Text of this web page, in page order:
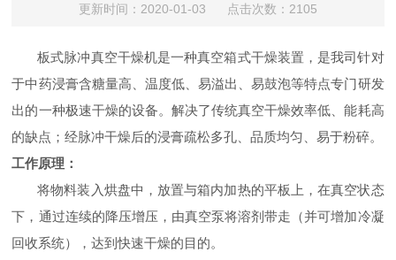
更新时间：2020-01-03 点击次数：2105
板式脉冲真空干燥机是一种真空箱式干燥装置，是我司针对
于中药浸膏含糖量高、温度低、易溢出、易鼓泡等特点专门研发
出的一种极速干燥的设备。解决了传统真空干燥效率低、能耗高
的缺点；经脉冲干燥后的浸膏疏松多孔、品质均匀、易于粉碎。
工作原理：
将物料装入烘盘中，放置与箱内加热的平板上，在真空状态
下，通过连续的降压增压，由真空泵将溶剂带走（并可增加冷凝
回收系统），达到快速干燥的目的。